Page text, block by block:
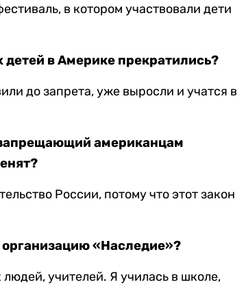
в котором участвовали дети
в Америке прекратились?
до запрета, уже выросли и учатся в
американцам
России, потому что этот закон
«Наследие»?
учителей. Я училась в школе,